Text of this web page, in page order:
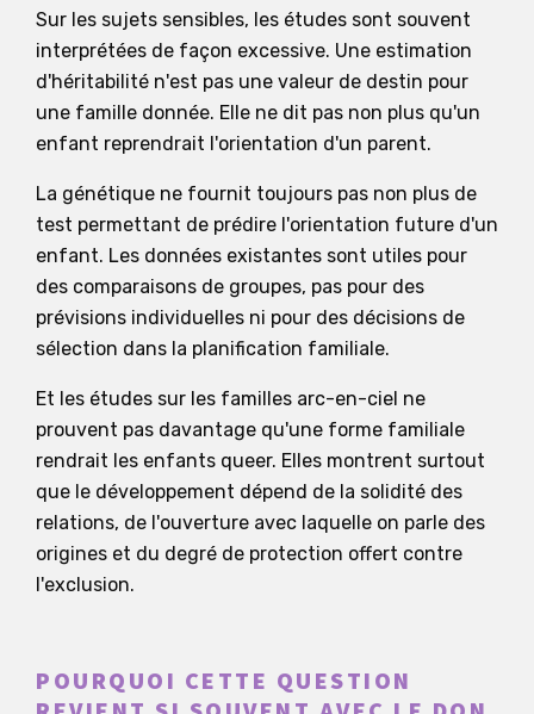
Sur les sujets sensibles, les études sont souvent
interprétées de façon excessive. Une estimation
d'héritabilité n'est pas une valeur de destin pour
une famille donnée. Elle ne dit pas non plus qu'un
enfant reprendrait l'orientation d'un parent.
La génétique ne fournit toujours pas non plus de
test permettant de prédire l'orientation future d'un
enfant. Les données existantes sont utiles pour
des comparaisons de groupes, pas pour des
prévisions individuelles ni pour des décisions de
sélection dans la planification familiale.
Et les études sur les familles arc-en-ciel ne
prouvent pas davantage qu'une forme familiale
rendrait les enfants queer. Elles montrent surtout
que le développement dépend de la solidité des
relations, de l'ouverture avec laquelle on parle des
origines et du degré de protection offert contre
l'exclusion.
POURQUOI CETTE QUESTION